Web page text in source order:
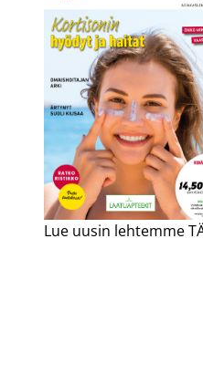
Lue uusin lehtemme